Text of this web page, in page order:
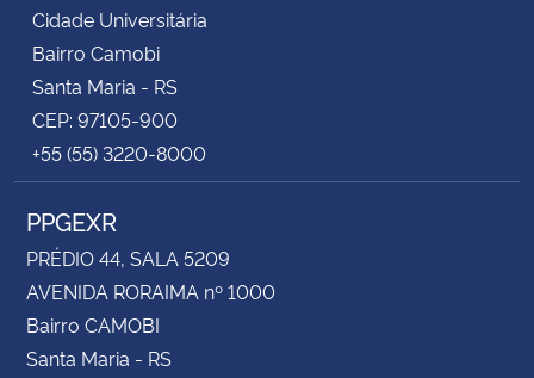
Gabinete de Segurança Institucional
Advocacia-Geral da União
Banco Central do Brasil
Planalto
Cidade Universitária
Bairro Camobi
Santa Maria - RS
CEP: 97105-900
+55 (55) 3220-8000
PPGEXR
PRÉDIO 44, SALA 5209
AVENIDA RORAIMA nº 1000
Bairro CAMOBI
Santa Maria - RS